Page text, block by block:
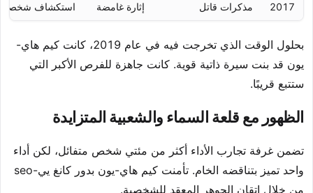
2017 مذكرات قاتل إثارة غامضة استكشاف شخصية
بحلول الوقت الذي تخرجت فيه في عام 2019، كانت كيم هاي-
يون قد بنت سيرة ذاتية قوية. كانت جاهزة للفرص الأكبر التي
ستتبع قريبًا.
الظهور مع قلعة السماء والشعبية المتزايدة
تضمن غرفة تجارب الأداء أكثر من مئتي شخص متفائل، لكن أداء
واحد تميز بتناقضه الخام. تأمنت كيم هاي-يون بدور كانغ يي-seo
من خلال إتقان الجوهر المعقد للشخصية.